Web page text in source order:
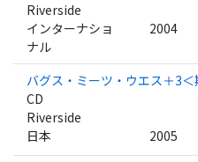
Riverside
インターナショ
ナル
2004
バグス・ミーツ・ウエス＋3
CD
Riverside
日本
2005